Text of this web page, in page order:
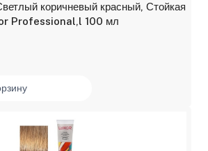
коричневый красный, Стойкая
Professional,l 100 мл